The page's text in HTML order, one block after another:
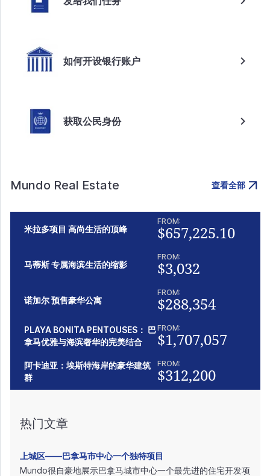
如何开设银行账户
获取公民身份
Mundo Real Estate 查看全部
米拉多项目 高尚生活的顶峰
FROM:
$657,225.10
马蒂斯 专属海滨生活的缩影
FROM:
$3,032
诺加尔 预售豪华公寓
FROM:
$288,354
PLAYA BONITA PENTOUSES： 巴
拿马优雅与海滨奢华的完美结合
FROM:
$1,707,057
阿卡迪亚：埃斯特海岸的豪华建筑
群
FROM:
$312,200
热门文章
上城区——巴拿马市中心一个独特项目
Mundo很自豪地展示巴拿马城市中心一个最先进的住宅开发项